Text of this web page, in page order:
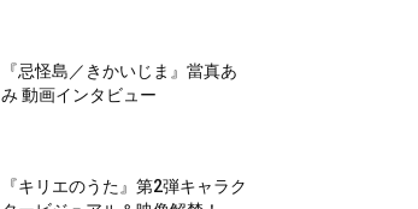
『忌怪島／きかいじま』當真あ
み 動画インタビュー
『キリエのうた』第2弾キャラク